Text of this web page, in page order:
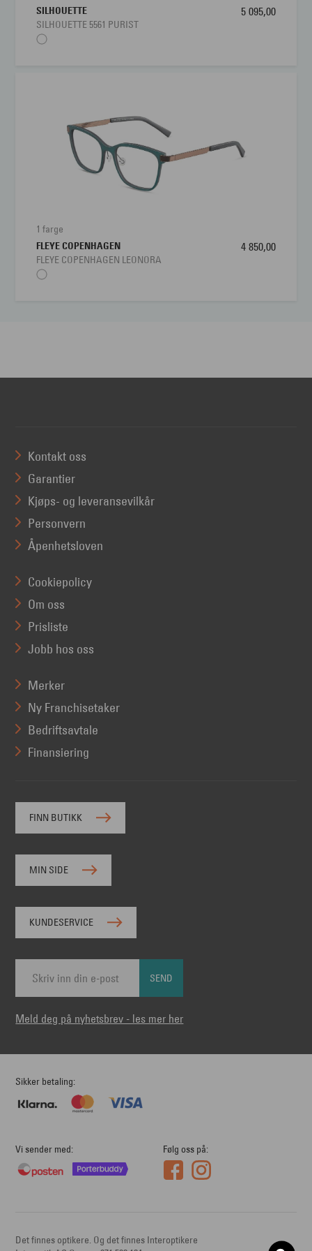
SILHOUETTE
SILHOUETTE 5561 PURIST
5 095,00
1 farge
FLEYE COPENHAGEN
FLEYE COPENHAGEN LEONORA
4 850,00
Kontakt oss
Garantier
Kjøps- og leveransevilkår
Personvern
Åpenhetsloven
Cookiepolicy
Om oss
Prisliste
Jobb hos oss
Merker
Ny Franchisetaker
Bedriftsavtale
Finansiering
FINN BUTIKK
MIN SIDE
KUNDESERVICE
SEND
Meld deg på nyhetsbrev - les mer her
Sikker betaling
Vi sender med Følg oss på
Det finnes optikere. Og det finnes Interoptikere